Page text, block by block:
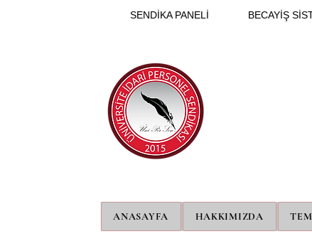
SENDİKA PANELİ BECAYİŞ
ANASAYFA HAKKIMIZDA